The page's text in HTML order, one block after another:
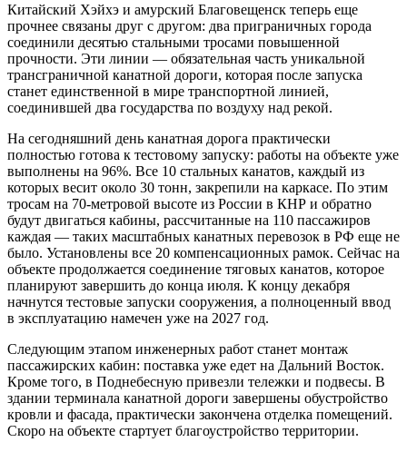
Китайский Хэйхэ и амурский Благовещенск теперь еще
прочнее связаны друг с другом: два приграничных города
соединили десятью стальными тросами повышенной
прочности. Эти линии — обязательная часть уникальной
трансграничной канатной дороги, которая после запуска
станет единственной в мире транспортной линией,
соединившей два государства по воздуху над рекой.
На сегодняшний день канатная дорога практически
полностью готова к тестовому запуску: работы на объекте уже
выполнены на 96%. Все 10 стальных канатов, каждый из
которых весит около 30 тонн, закрепили на каркасе. По этим
тросам на 70-метровой высоте из России в КНР и обратно
будут двигаться кабины, рассчитанные на 110 пассажиров
каждая — таких масштабных канатных перевозок в РФ еще не
было. Установлены все 20 компенсационных рамок. Сейчас на
объекте продолжается соединение тяговых канатов, которое
планируют завершить до конца июля. К концу декабря
начнутся тестовые запуски сооружения, а полноценный ввод
в эксплуатацию намечен уже на 2027 год.
Следующим этапом инженерных работ станет монтаж
пассажирских кабин: поставка уже едет на Дальний Восток.
Кроме того, в Поднебесную привезли тележки и подвесы. В
здании терминала канатной дороги завершены обустройство
кровли и фасада, практически закончена отделка помещений.
Скоро на объекте стартует благоустройство территории.